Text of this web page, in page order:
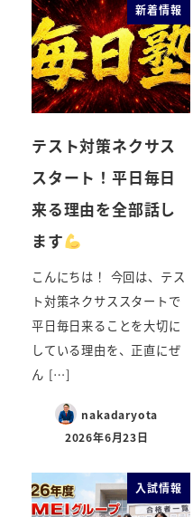
新着情報
テスト対策ネクサス
スタート！平日毎日
来る理由を全部話し
ます
こんにちは！ 今回は、テス
ト対策ネクサススタートで
平日毎日来ることを大切に
している理由を、正直にぜ
ん […]
nakadaryota
2026年6月23日
入試情報